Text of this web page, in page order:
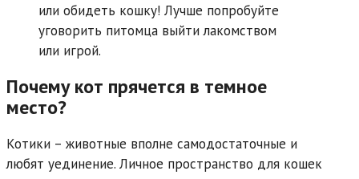
или обидеть кошку! Лучше попробуйте
уговорить питомца выйти лакомством
или игрой.
Почему кот прячется в темное
место?
Котики – животные вполне самодостаточные и
любят уединение. Личное пространство для кошек